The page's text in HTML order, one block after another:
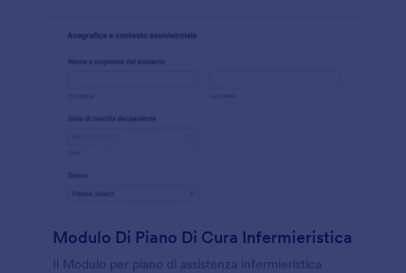
Modulo Di Piano Di Cura Infermieristica
Il Modulo per piano di assistenza infermieristica